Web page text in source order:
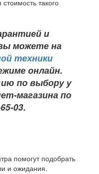
такого
и
можете на
техники
онлайн.
по выбору у
магазина по
03.
помогут подобрать
и ожидания.